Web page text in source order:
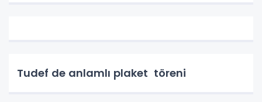
Tudef de anlamlı plaket töreni